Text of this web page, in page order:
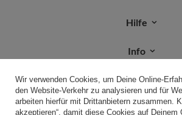
Hilfe
Info
+49 32 2210 915 31
Mon-Fri 8:00-16:00 Uhr
kontakt@kiddymoon.de
Wir verwenden Cookies, um Deine Online-
den Website-Verkehr zu analysieren und für
arbeiten hierfür mit Drittanbietern zusammen.
akzeptieren“, damit diese Cookies auf Deinem